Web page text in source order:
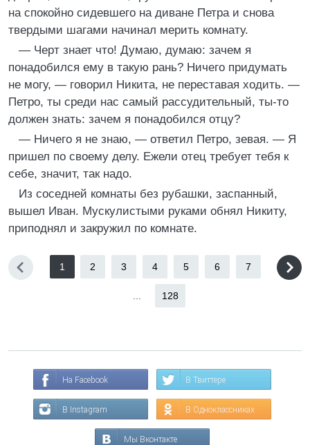
на спокойно сидевшего на диване Петра и снова
твердыми шагами начинал мерить комнату.
— Черт знает что! Думаю, думаю: зачем я
понадобился ему в такую рань? Ничего придумать
не могу, — говорил Никита, не переставая ходить. —
Петро, ты среди нас самый рассудительный, ты-то
должен знать: зачем я понадобился отцу?
— Ничего я не знаю, — ответил Петро, зевая. — Я
пришел по своему делу. Ежели отец требует тебя к
себе, значит, так надо.
Из соседней комнаты без рубашки, заспанный,
вышел Иван. Мускулистыми руками обнял Никиту,
приподнял и закружил по комнате.
1 2 3 4 5 6 7
128
На Facebook В Твиттере
В Instagram В Одноклассниках
Мы Вконтакте